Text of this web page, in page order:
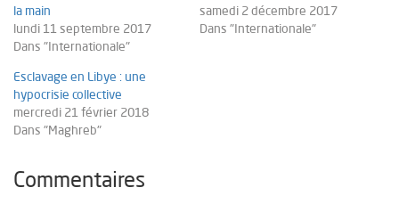
la main
lundi 11 septembre 2017
Dans "Internationale"
samedi 2 décembre 2017
Dans "Internationale"
Esclavage en Libye : une
hypocrisie collective
mercredi 21 février 2018
Dans "Maghreb"
Commentaires